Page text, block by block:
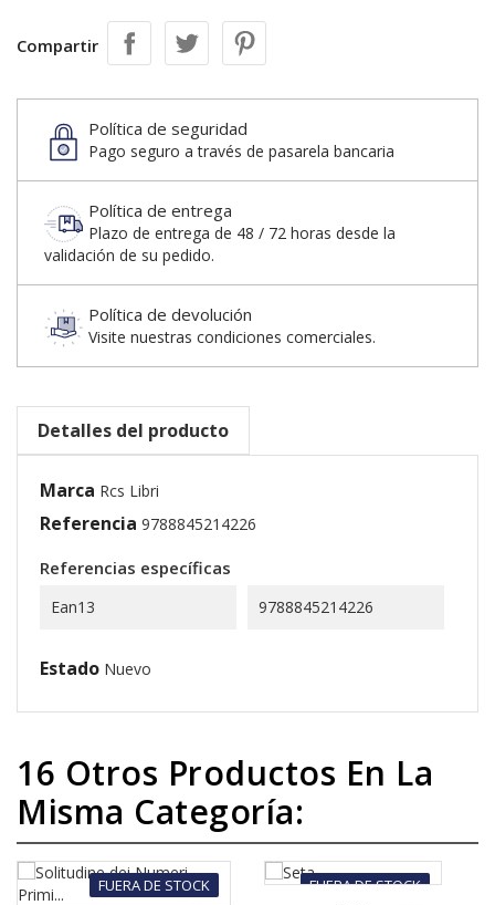
Compartir
Política de seguridad
Pago seguro a través de pasarela bancaria
Política de entrega
Plazo de entrega de 48 / 72 horas desde la
validación de su pedido.
Política de devolución
Visite nuestras condiciones comerciales.
Detalles del producto
Marca Rcs Libri
Referencia 9788845214226
Referencias específicas
Ean13 9788845214226
Estado Nuevo
16 Otros Productos En La
Misma Categoría:
FUERA DE STOCK FUERA DE STOCK